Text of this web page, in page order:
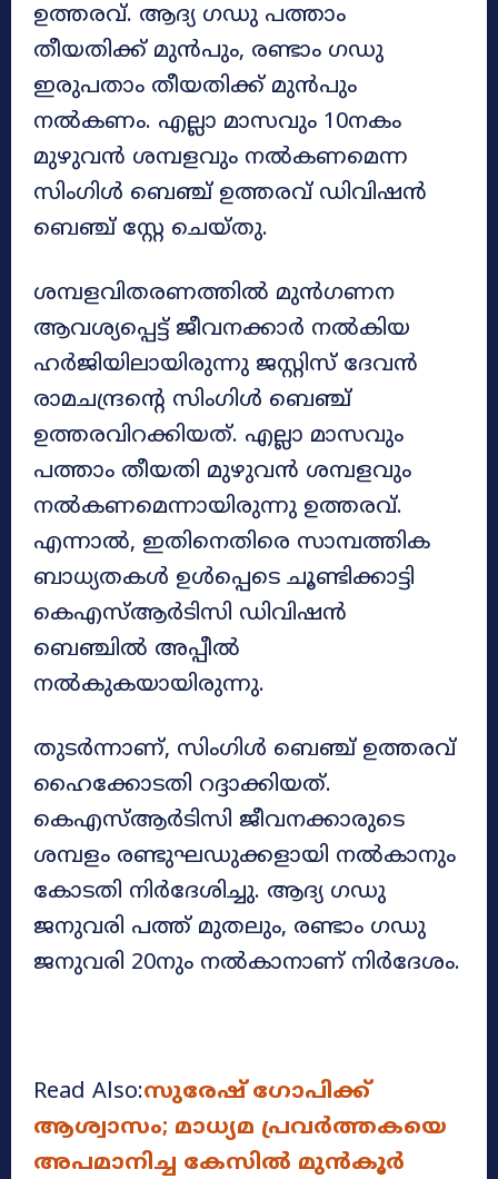
ഉത്തരവ്. ആദ്യ ഗഡു പത്താം
തീയതിക്ക് മുൻപും, രണ്ടാം ഗഡു
ഇരുപതാം തീയതിക്ക് മുൻപും
നൽകണം. എല്ലാ മാസവും 10നകം
മുഴുവൻ ശമ്പളവും നൽകണമെന്ന
സിംഗിൾ ബെഞ്ച് ഉത്തരവ് ഡിവിഷൻ
ബെഞ്ച് സ്റ്റേ ചെയ്തു.
ശമ്പളവിതരണത്തിൽ മുൻഗണന
ആവശ്യപ്പെട്ട് ജീവനക്കാർ നൽകിയ
ഹർജിയിലായിരുന്നു ജസ്റ്റിസ് ദേവൻ
രാമചന്ദ്രന്റെ സിംഗിൾ ബെഞ്ച്
ഉത്തരവിറക്കിയത്. എല്ലാ മാസവും
പത്താം തീയതി മുഴുവൻ ശമ്പളവും
നൽകണമെന്നായിരുന്നു ഉത്തരവ്.
എന്നാൽ, ഇതിനെതിരെ സാമ്പത്തിക
ബാധ്യതകൾ ഉൾപ്പെടെ ചൂണ്ടിക്കാട്ടി
കെഎസ്ആർടിസി ഡിവിഷൻ
ബെഞ്ചിൽ അപ്പീൽ
നൽകുകയായിരുന്നു.
തുടർന്നാണ്, സിംഗിൾ ബെഞ്ച് ഉത്തരവ്
ഹൈക്കോടതി റദ്ദാക്കിയത്.
കെഎസ്ആർടിസി ജീവനക്കാരുടെ
ശമ്പളം രണ്ടുഘഡുക്കളായി നൽകാനും
കോടതി നിർദേശിച്ചു. ആദ്യ ഗഡു
ജനുവരി പത്ത് മുതലും, രണ്ടാം ഗഡു
ജനുവരി 20നും നൽകാനാണ് നിർദേശം.
Read Also:സുരേഷ് ഗോപിക്ക്
ആശ്വാസം; മാധ്യമ പ്രവര്‍ത്തകയെ
അപമാനിച്ച കേസിൽ മുന്‍കൂര്‍